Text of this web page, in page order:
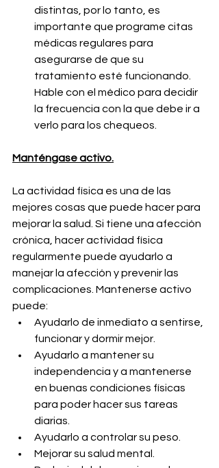
distintas, por lo tanto, es
importante que programe citas
médicas regulares para
asegurarse de que su
tratamiento esté funcionando.
Hable con el médico para decidir
la frecuencia con la que debe ir a
verlo para los chequeos.
Manténgase activo.
La actividad física es una de las
mejores cosas que puede hacer para
mejorar la salud. Si tiene una afección
crónica, hacer actividad física
regularmente puede ayudarlo a
manejar la afección y prevenir las
complicaciones. Mantenerse activo
puede:
Ayudarlo de inmediato a sentirse,
funcionar y dormir mejor.
Ayudarlo a mantener su
independencia y a mantenerse
en buenas condiciones físicas
para poder hacer sus tareas
diarias.
Ayudarlo a controlar su peso.
Mejorar su salud mental.